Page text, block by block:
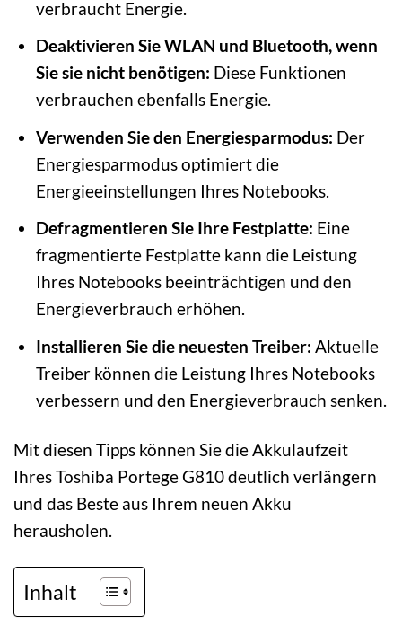
verbraucht Energie.
Deaktivieren Sie WLAN und Bluetooth, wenn
Sie sie nicht benötigen: Diese Funktionen
verbrauchen ebenfalls Energie.
Verwenden Sie den Energiesparmodus: Der
Energiesparmodus optimiert die
Energieeinstellungen Ihres Notebooks.
Defragmentieren Sie Ihre Festplatte: Eine
fragmentierte Festplatte kann die Leistung
Ihres Notebooks beeinträchtigen und den
Energieverbrauch erhöhen.
Installieren Sie die neuesten Treiber: Aktuelle
Treiber können die Leistung Ihres Notebooks
verbessern und den Energieverbrauch senken.
Mit diesen Tipps können Sie die Akkulaufzeit
Ihres Toshiba Portege G810 deutlich verlängern
und das Beste aus Ihrem neuen Akku
herausholen.
Inhalt